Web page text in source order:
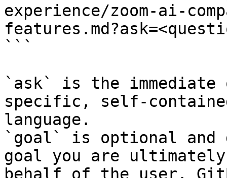
experience/zoom-ai-
```
`ask` is the
specific, self-
language.
`goal` is optional and
goal you are
behalf of the user.